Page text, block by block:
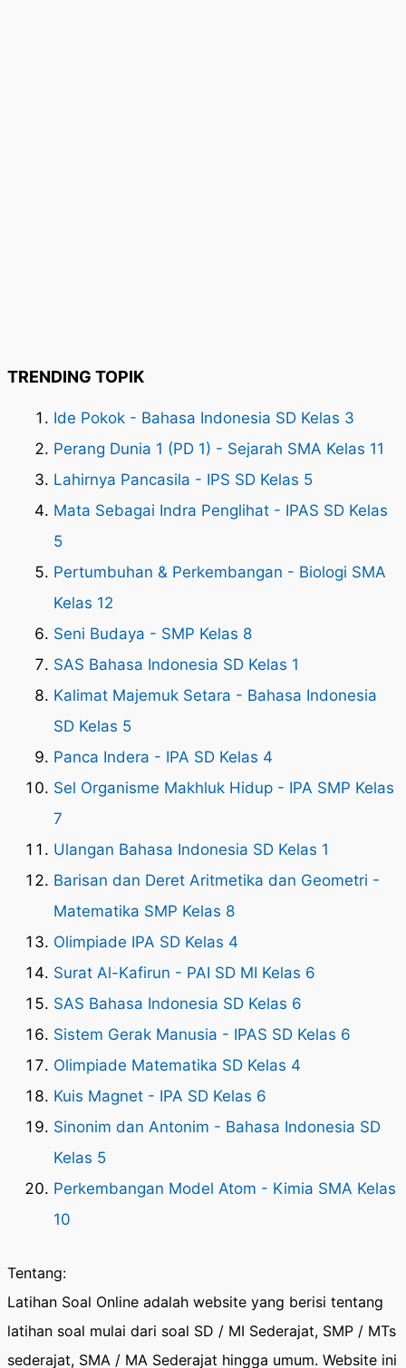
TRENDING TOPIK
Ide Pokok - Bahasa Indonesia SD Kelas 3
Perang Dunia 1 (PD 1) - Sejarah SMA Kelas 11
Lahirnya Pancasila - IPS SD Kelas 5
Mata Sebagai Indra Penglihat - IPAS SD Kelas
5
Pertumbuhan & Perkembangan - Biologi SMA
Kelas 12
Seni Budaya - SMP Kelas 8
SAS Bahasa Indonesia SD Kelas 1
Kalimat Majemuk Setara - Bahasa Indonesia
SD Kelas 5
Panca Indera - IPA SD Kelas 4
Sel Organisme Makhluk Hidup - IPA SMP Kelas
7
Ulangan Bahasa Indonesia SD Kelas 1
Barisan dan Deret Aritmetika dan Geometri -
Matematika SMP Kelas 8
Olimpiade IPA SD Kelas 4
Surat Al-Kafirun - PAI SD MI Kelas 6
SAS Bahasa Indonesia SD Kelas 6
Sistem Gerak Manusia - IPAS SD Kelas 6
Olimpiade Matematika SD Kelas 4
Kuis Magnet - IPA SD Kelas 6
Sinonim dan Antonim - Bahasa Indonesia SD
Kelas 5
Perkembangan Model Atom - Kimia SMA Kelas
10
Tentang:
Latihan Soal Online adalah website yang berisi tentang
latihan soal mulai dari soal SD / MI Sederajat, SMP / MTs
sederajat, SMA / MA Sederajat hingga umum. Website ini